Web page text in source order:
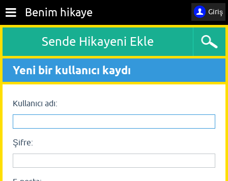
Giriş
Benim hikaye
Sende Hikayeni Ekle
Yeni bir kullanıcı kaydı
Kullanıcı adı:
Şifre: